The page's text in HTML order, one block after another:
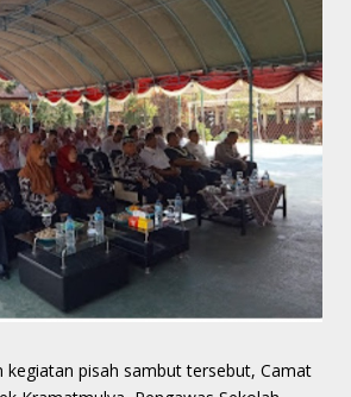
kegiatan pisah sambut tersebut, Camat